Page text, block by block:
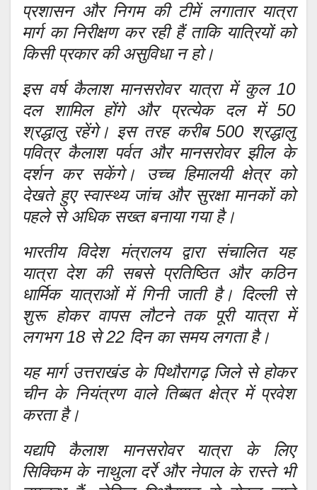
प्रशासन और निगम की टीमें लगातार यात्रा
मार्ग का निरीक्षण कर रही हैं ताकि यात्रियों को
किसी प्रकार की असुविधा न हो।
इस वर्ष कैलाश मानसरोवर यात्रा में कुल 10
दल शामिल होंगे और प्रत्येक दल में 50
श्रद्धालु रहेंगे। इस तरह करीब 500 श्रद्धालु
पवित्र कैलाश पर्वत और मानसरोवर झील के
दर्शन कर सकेंगे। उच्च हिमालयी क्षेत्र को
देखते हुए स्वास्थ्य जांच और सुरक्षा मानकों को
पहले से अधिक सख्त बनाया गया है।
भारतीय विदेश मंत्रालय द्वारा संचालित यह
यात्रा देश की सबसे प्रतिष्ठित और कठिन
धार्मिक यात्राओं में गिनी जाती है। दिल्ली से
शुरू होकर वापस लौटने तक पूरी यात्रा में
लगभग 18 से 22 दिन का समय लगता है।
यह मार्ग उत्तराखंड के पिथौरागढ़ जिले से होकर
चीन के नियंत्रण वाले तिब्बत क्षेत्र में प्रवेश
करता है।
यद्यपि कैलाश मानसरोवर यात्रा के लिए
सिक्किम के नाथुला दर्रे और नेपाल के रास्ते भी